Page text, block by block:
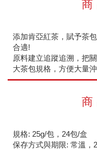
添加肯亞紅茶，賦予茶
合適!
原料建立追蹤追溯，把
大茶包規格，方便大量沖
規格: 25g/包，24包/盒
保存方式與期限: 常溫，